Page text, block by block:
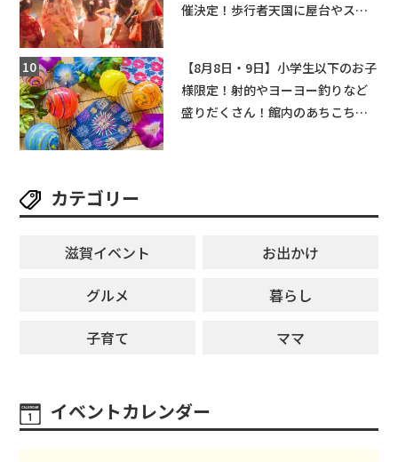
催決定！歩行者天国に屋台やステ
【8月8日・9日】小学生以下のお子
様限定！射的やヨーヨー釣りなど
盛りだくさん！館内のあちこちに
カテゴリー
滋賀イベント
お出かけ
グルメ
暮らし
子育て
ママ
イベントカレンダー